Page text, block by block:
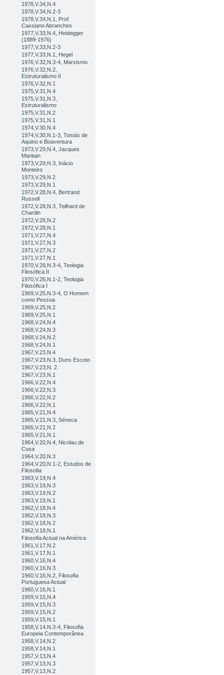
1978,V.34,N.4
1978,V.34,N.2-3
1978,V.34,N.1, Prof.
Cassiano Abranches
1977,V.33,N.4, Heidegger
(1889-1976)
1977,V.33,N.2-3
1977,V.33,N.1, Hegel
1976,V.32,N.3-4, Marxismo
1976,V.32,N.2,
Estruturalismo II
1976,V.32,N.1
1975,V.31,N.4
1975,V.31,N.3,
Estruturalismo
1975,V.31,N.2
1975,V.31,N.1
1974,V.30,N.4
1974,V.30,N.1-3, Tomás de
Aquino e Boaventura
1973,V.29,N.4, Jacques
Maritain
1973,V.29,N.3, Inácio
Monteiro
1973,V.29,N.2
1973,V.29,N.1
1972,V.28,N.4, Bertrand
Russell
1972,V.28,N.3, Teilhard de
Chardin
1972,V.28,N.2
1972,V.28,N.1
1971,V.27,N.4
1971,V.27,N.3
1971,V.27,N.2
1971,V.27,N.1
1970,V.26,N.3-4, Teologia
Filosófica II
1970,V.26,N.1-2, Teologia
Filosófica I
1969,V.25,N.3-4, O Homem
como Pessoa
1969,V.25,N.2
1969,V.25,N.1
1968,V.24,N.4
1968,V.24,N.3
1968,V.24,N.2
1968,V.24,N.1
1967,V.23,N.4
1967,V.23,N.3, Duns Escoto
1967,V.23,N. 2
1967,V.23,N.1
1966,V.22,N.4
1966,V.22,N.3
1966,V.22,N.2
1966,V.22,N.1
1965,V.21,N.4
1965,V.21,N.3, Séneca
1965,V.21,N.2
1965,V.21,N.1
1964,V.20,N.4, Nicolau de
Cusa
1964,V.20,N.3
1964,V.20,N.1-2, Estudos de
Filosofia
1963,V.19,N.4
1963,V.19,N.3
1963,V.19,N.2
1963,V.19,N.1
1962,V.18,N.4
1962,V.18,N.3
1962,V.18,N.2
1962,V.18,N.1
Filosofia Actual na América
1961,V.17,N.2
1961,V.17,N.1
1960,V.16,N.4
1960,V.16,N.3
1960,V.16,N.2, Filosofia
Portuguesa Actual
1960,V.16,N.1
1959,V.15,N.4
1959,V.15,N.3
1959,V.15,N.2
1959,V.15,N.1
1958,V.14,N.3-4, Filosofia
Europeia Contemporânea
1958,V.14,N.2
1958,V.14,N.1
1957,V.13,N.4
1957,V.13,N.3
1957,V.13,N.2